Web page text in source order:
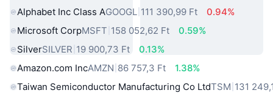
Alphabet Inc Class AGOOGL 111 390,99 Ft
0.94%
Microsoft CorpMSFT 158 052,62 Ft
0.59%
SilverSILVER 19 900,73 Ft
0.13%
Amazon.com IncAMZN 86 757,3 Ft
1.38%
Taiwan Semiconductor Manufacturing Co LtdTSM 131